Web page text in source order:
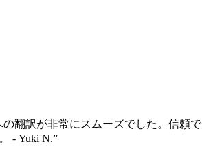
の翻訳が非常にスムーズでした。信頼で
- Yuki N.”